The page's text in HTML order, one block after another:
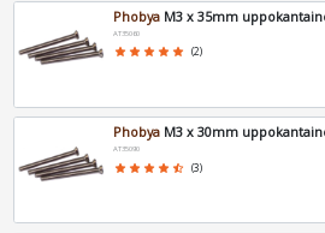
Phobya M3 x 35mm
AT35060
star star star star star (2)
Phobya M3 x 30mm
AT35090
star star star star star_half (3)